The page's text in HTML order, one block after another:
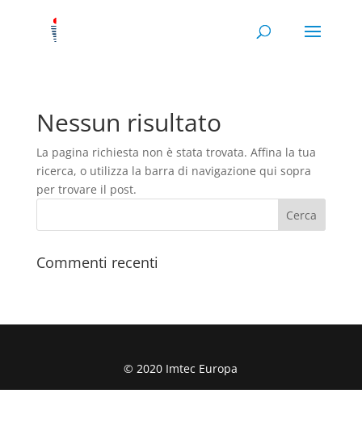
Nessun risultato
La pagina richiesta non è stata trovata. Affina la tua
ricerca, o utilizza la barra di navigazione qui sopra
per trovare il post.
Commenti recenti
© 2020 Imtec Europa